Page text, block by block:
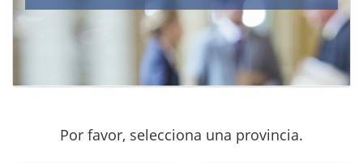
Por favor, selecciona una provincia.